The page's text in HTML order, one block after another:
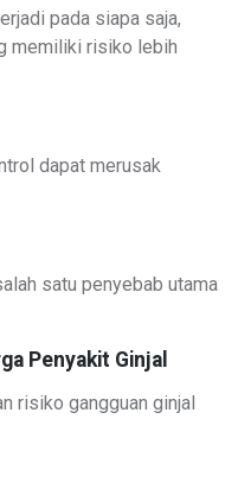
pada siapa saja,
memiliki risiko lebih
dapat merusak
satu penyebab utama
Penyakit Ginjal
risiko gangguan ginjal